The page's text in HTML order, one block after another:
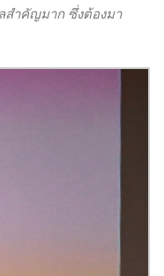
ลสำคัญมาก ซึ่งต้องมา